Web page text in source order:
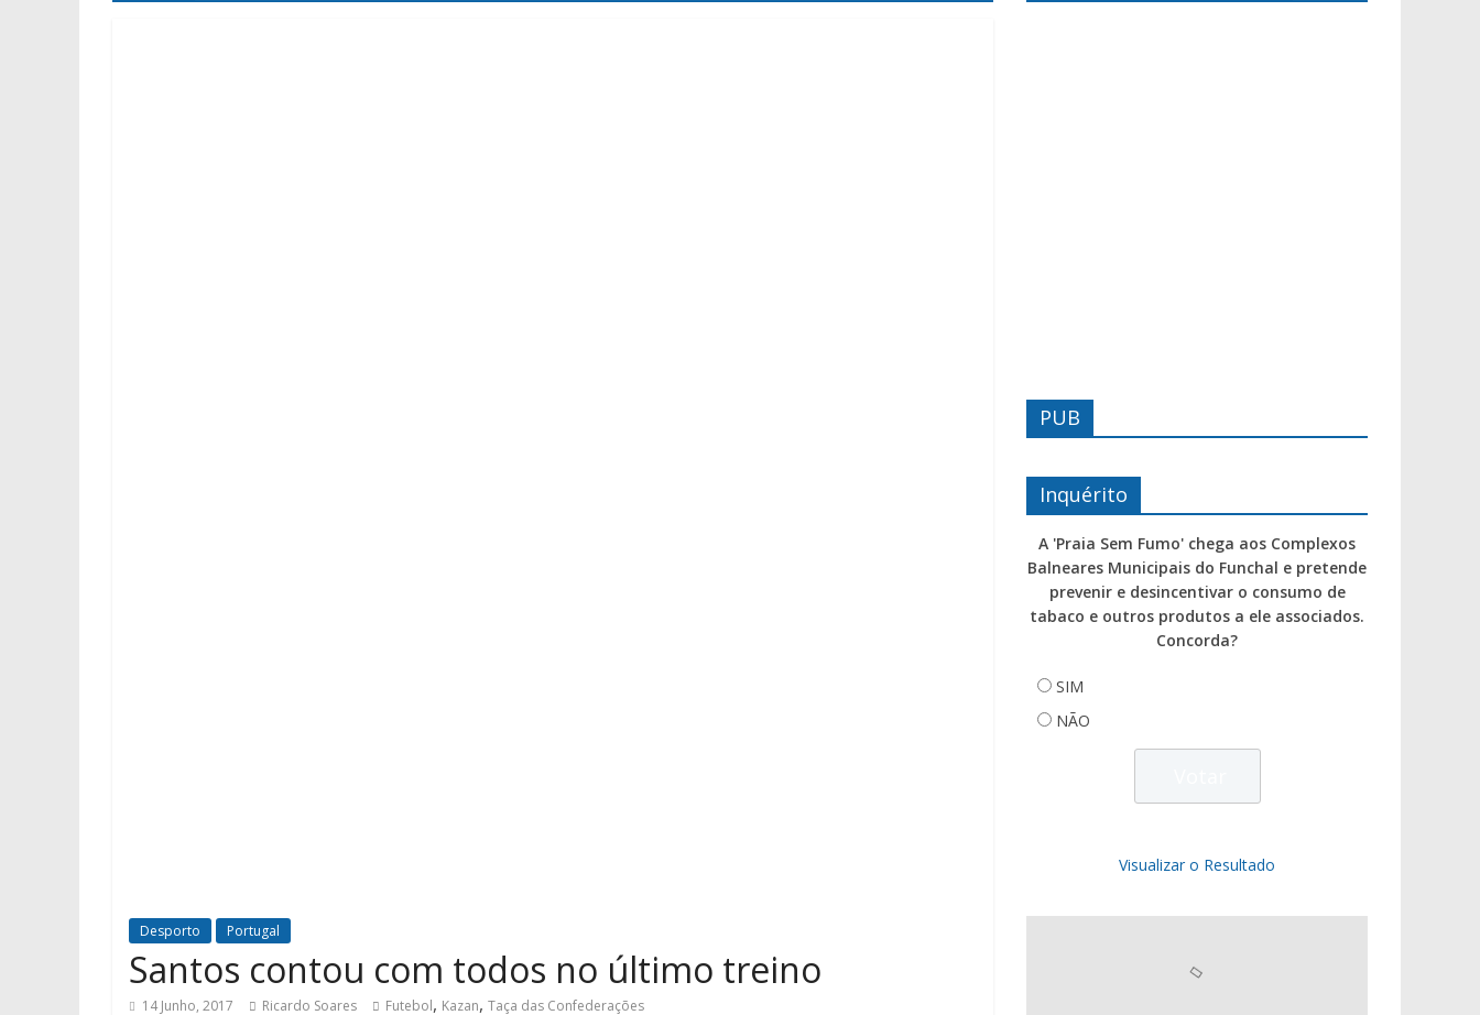
Desporto Portugal
Santos contou com todos no último treino
14 Junho, 2017 Ricardo Soares Futebol, Kazan, Taça das Confederações
PUB
Inquérito
A 'Praia Sem Fumo' chega aos Complexos
Balneares Municipais do Funchal e pretende
prevenir e desincentivar o consumo de
tabaco e outros produtos a ele associados.
Concorda?
SIM
NÃO
Visualizar o Resultado